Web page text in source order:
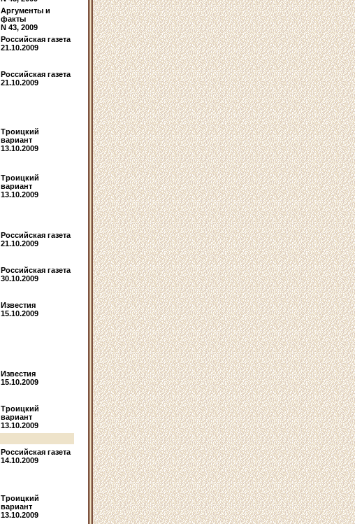
Аргументы и
факты
N 43, 2009
Российская газета
21.10.2009
Российская газета
21.10.2009
Троицкий
вариант
13.10.2009
Троицкий
вариант
13.10.2009
Российская газета
21.10.2009
Российская газета
30.10.2009
Известия
15.10.2009
Известия
15.10.2009
Троицкий
вариант
13.10.2009
Российская газета
14.10.2009
Троицкий
вариант
13.10.2009